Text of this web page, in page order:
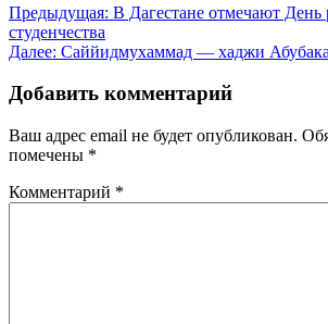
Навигация
по
Предыдущая: В Дагестане отмечают День
студенчества
Далее: Саййидмухаммад — хаджи
Добавить комментарий
Ваш адрес email не будет опубликован.
помечены *
Комментарий *